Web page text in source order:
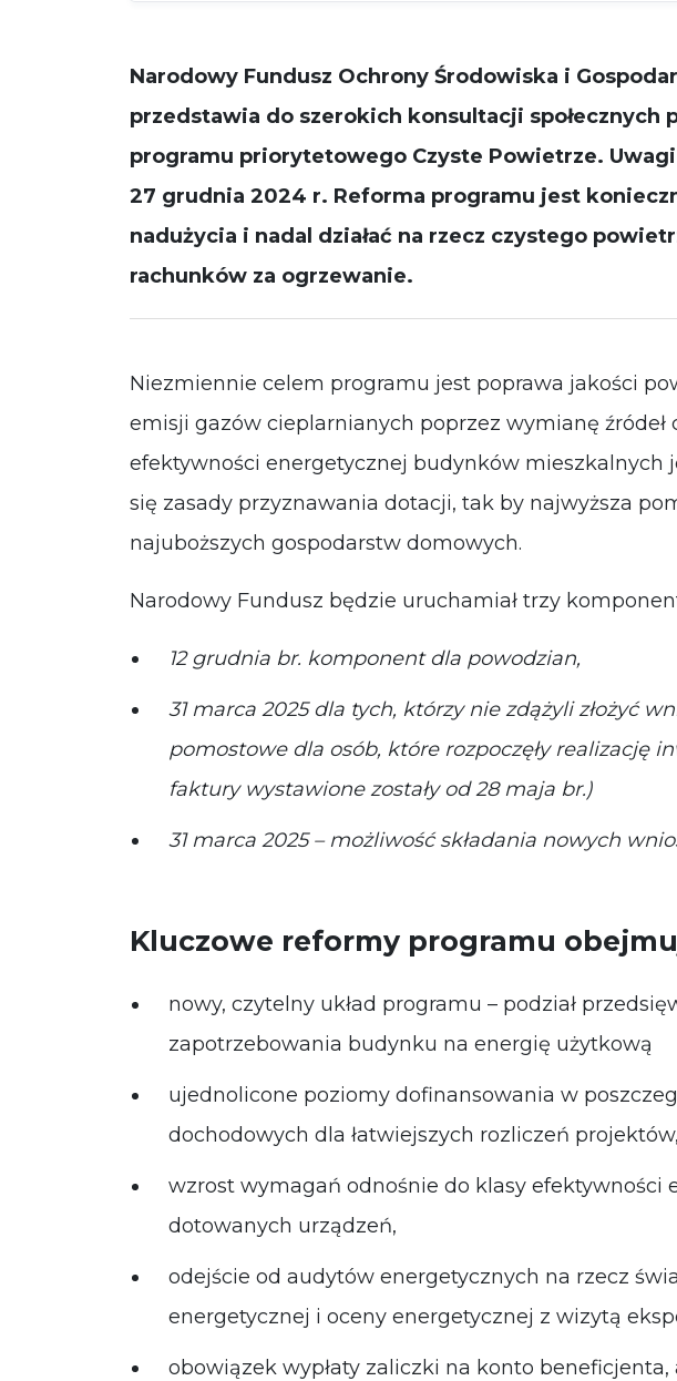
Narodowy Fundusz Ochrony Środowiska i
przedstawia do szerokich konsultacji społecznych
programu priorytetowego Czyste Powietrze. Uwagi
27 grudnia 2024 r. Reforma programu jest
nadużycia i nadal działać na rzecz czystego
rachunków za ogrzewanie.
Niezmiennie celem programu jest poprawa jakości
emisji gazów cieplarnianych poprzez wymianę źródeł
efektywności energetycznej budynków mieszkalnych
się zasady przyznawania dotacji, tak by najwyższa
najuboższych gospodarstw domowych.
Narodowy Fundusz będzie uruchamiał trzy
12 grudnia br. komponent dla powodzian,
31 marca 2025 dla tych, którzy nie zdążyli złożyć
pomostowe dla osób, które rozpoczęły realizację
faktury wystawione zostały od 28 maja br.)
31 marca 2025 – możliwość składania nowych
Kluczowe reformy programu
nowy, czytelny układ programu – podział
zapotrzebowania budynku na energię użytkową
ujednolicone poziomy dofinansowania w
dochodowych dla łatwiejszych rozliczeń projektów,
wzrost wymagań odnośnie do klasy efektywności
dotowanych urządzeń,
odejście od audytów energetycznych na rzecz
energetycznej i oceny energetycznej z wizytą
obowiązek wypłaty zaliczki na konto beneficjenta,